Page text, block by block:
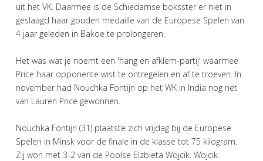
uit het VK. Daarmee is de Schiedamse boksster er niet in
geslaagd haar gouden medaille van de Europese Spelen van
4 jaar geleden in Bakoe te prolongeren.
Het was wat je noemt een 'hang en afklem-partij' waarmee
Price haar opponente wist te ontregelen en af te troeven. In
november had Nouchka Fontijn op het WK in India nog net
van Lauren Price gewonnen.
Nouchka Fontijn (31) plaatste zich vrijdag bij de Europese
Spelen in Minsk voor de finale in de klasse tot 75 kilogram.
Zij won met 3-2 van de Poolse Elzbieta Wojcik. Wojcik